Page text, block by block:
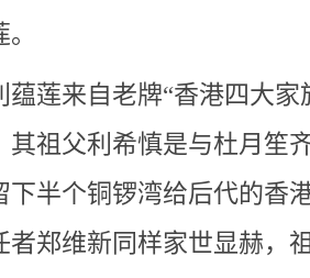
蕴莲来自老牌“香港四大家
其祖父利希慎是与杜月笙
下半个铜锣湾给后代的香
者郑维新同样家世显赫，